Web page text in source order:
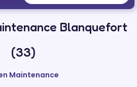
Blanquefort
(33)
Maintenance